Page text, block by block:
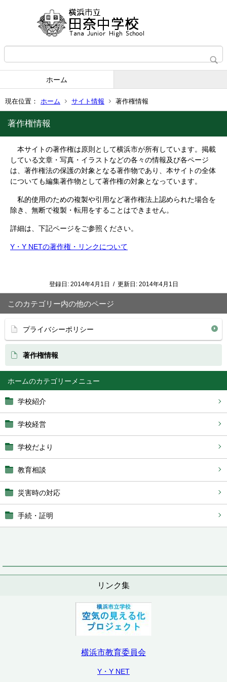
ホーム
現在位置： ホーム サイト情報 著作権情報
ホーム
学校紹介
学校経営
学校だより
教育相談
災害時の対応
手続・証明
リンク集
横浜市教育委員会
Y・Y NET
著作権情報
本サイトの著作権は原則として横浜市が所有しています。掲載
している文章・写真・イラストなどの各々の情報及び各ページ
は、著作権法の保護の対象となる著作物であり、本サイトの全体
についても編集著作物として著作権の対象となっています。
私的使用のための複製や引用など著作権法上認められた場合を
除き、無断で複製・転用をすることはできません。
詳細は、下記ページをご参照ください。
Y・Y NETの著作権・リンクについて
登録日: 2014年4月1日 / 更新日: 2014年4月1日
このカテゴリー内の他のページ
プライバシーポリシー
著作権情報